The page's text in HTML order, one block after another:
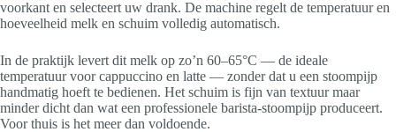
voorkant en selecteert uw drank. De machine regelt de temperatuur en
hoeveelheid melk en schuim volledig automatisch.
In de praktijk levert dit melk op zo’n 60–65°C — de ideale
temperatuur voor cappuccino en latte — zonder dat u een stoompijp
handmatig hoeft te bedienen. Het schuim is fijn van textuur maar
minder dicht dan wat een professionele barista-stoompijp produceert.
Voor thuis is het meer dan voldoende.